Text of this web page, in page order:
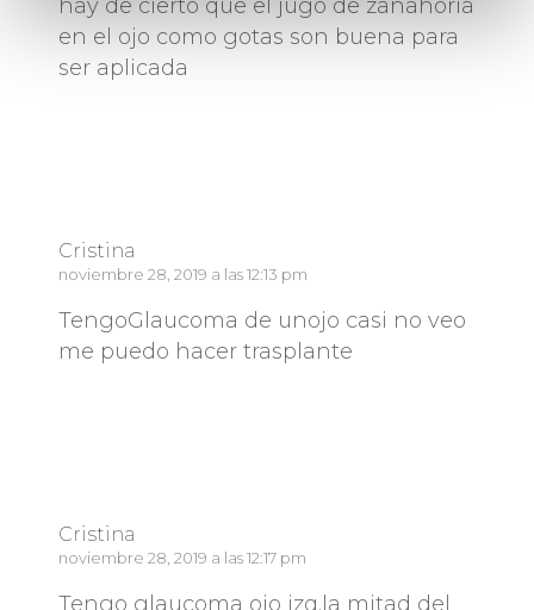
hay de cierto que el jugo de zanahoria
en el ojo como gotas son buena para
ser aplicada
Cristina
noviembre 28, 2019 a las 12:13 pm
TengoGlaucoma de unojo casi no veo
me puedo hacer trasplante
Cristina
noviembre 28, 2019 a las 12:17 pm
Tengo glaucoma ojo izq.la mitad del